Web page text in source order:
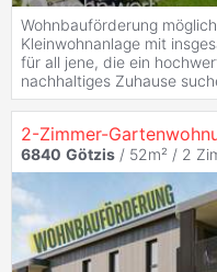
Wohnbauförderung
Kleinwohnanlage mit
für all jene, die ein
nachhaltiges Zuhause
2-Zimmer-
6840 Götzis / 52m² / 2